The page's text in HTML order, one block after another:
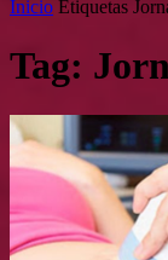
Inicio Etiquetas
Tag: